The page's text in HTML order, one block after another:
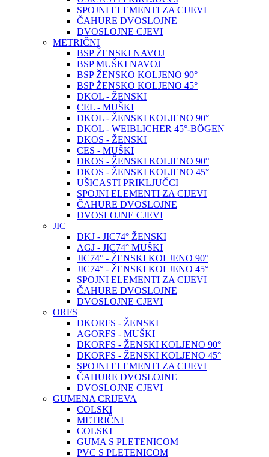
SPOJNI ELEMENTI ZA CIJEVI
ČAHURE DVOSLOJNE
DVOSLOJNE CJEVI
METRIČNI
BSP ŽENSKI NAVOJ
BSP MUŠKI NAVOJ
BSP ŽENSKO KOLJENO 90°
BSP ŽENSKO KOLJENO 45°
DKOL - ŽENSKI
CEL - MUŠKI
DKOL - ŽENSKI KOLJENO 90°
DKOL - WEIBLICHER 45°-BÖGEN
DKOS - ŽENSKI
CES - MUŠKI
DKOS - ŽENSKI KOLJENO 90°
DKOS - ŽENSKI KOLJENO 45°
UŠICASTI PRIKLJUČCI
SPOJNI ELEMENTI ZA CIJEVI
ČAHURE DVOSLOJNE
DVOSLOJNE CJEVI
JIC
DKJ - JIC74° ŽENSKI
AGJ - JIC74° MUŠKI
JIC74° - ŽENSKI KOLJENO 90°
JIC74° - ŽENSKI KOLJENO 45°
SPOJNI ELEMENTI ZA CIJEVI
ČAHURE DVOSLOJNE
DVOSLOJNE CJEVI
ORFS
DKORFS - ŽENSKI
AGORFS - MUŠKI
DKORFS - ŽENSKI KOLJENO 90°
DKORFS - ŽENSKI KOLJENO 45°
SPOJNI ELEMENTI ZA CIJEVI
ČAHURE DVOSLOJNE
DVOSLOJNE CJEVI
GUMENA CRIJEVA
COLSKI
METRIČNI
COLSKI
GUMA S PLETENICOM
PVC S PLETENICOM